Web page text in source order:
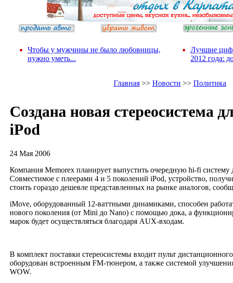
Чтобы у мужчины не было любовницы,
нужно уметь...
Лучшие
2012 года:
Главная >> Новости >> Политика
Создана новая стереосистема
iPod
24 Мая 2006
Компания Memorex планирует выпустить очередную hi-fi систему
Совместимое с плеерами 4 и 5 поколений iPod, устройство,
стоить гораздо дешевле представленных на рынке аналогов,
iMove, оборудованный 12-ваттными динамиками, способен
нового поколения (от Mini до Nano) с помощью дока, а
марок будет осуществляться благодаря AUX-входам.
В комплект поставки стереосистемы входит пульт
оборудован встроенным FM-тюнером, а также системой улучшения
WOW.